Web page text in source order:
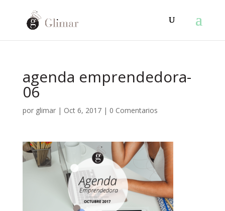
agenda emprendedora-
06
por glimar| Oct 6, 2017| 0 Comentarios